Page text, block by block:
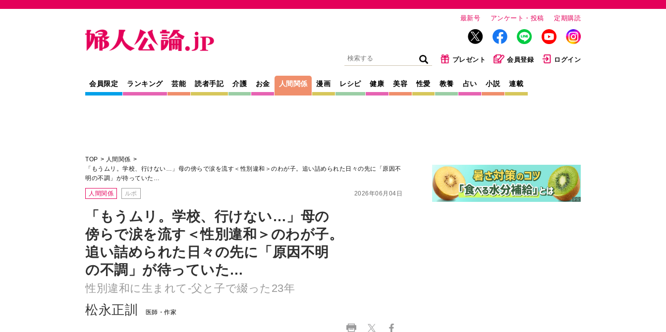
最新号 アンケート・投稿 定期購読
プレゼント 会員登録 ログイン
会員限定 ランキング 芸能 読者手記 介護 お金 人間関係 漫画 レシピ 健康 美容 性愛 教養 占い 小説 連載
「もうムリ。学校、行けない…」母の
傍らで涙を流す＜性別違和＞のわが子。
追い詰められた日々の先に「原因不明
の不調」が待っていた…
性別違和に生まれて-父と子で綴った23年
松永正訓 医師・作家
LGBT 親子